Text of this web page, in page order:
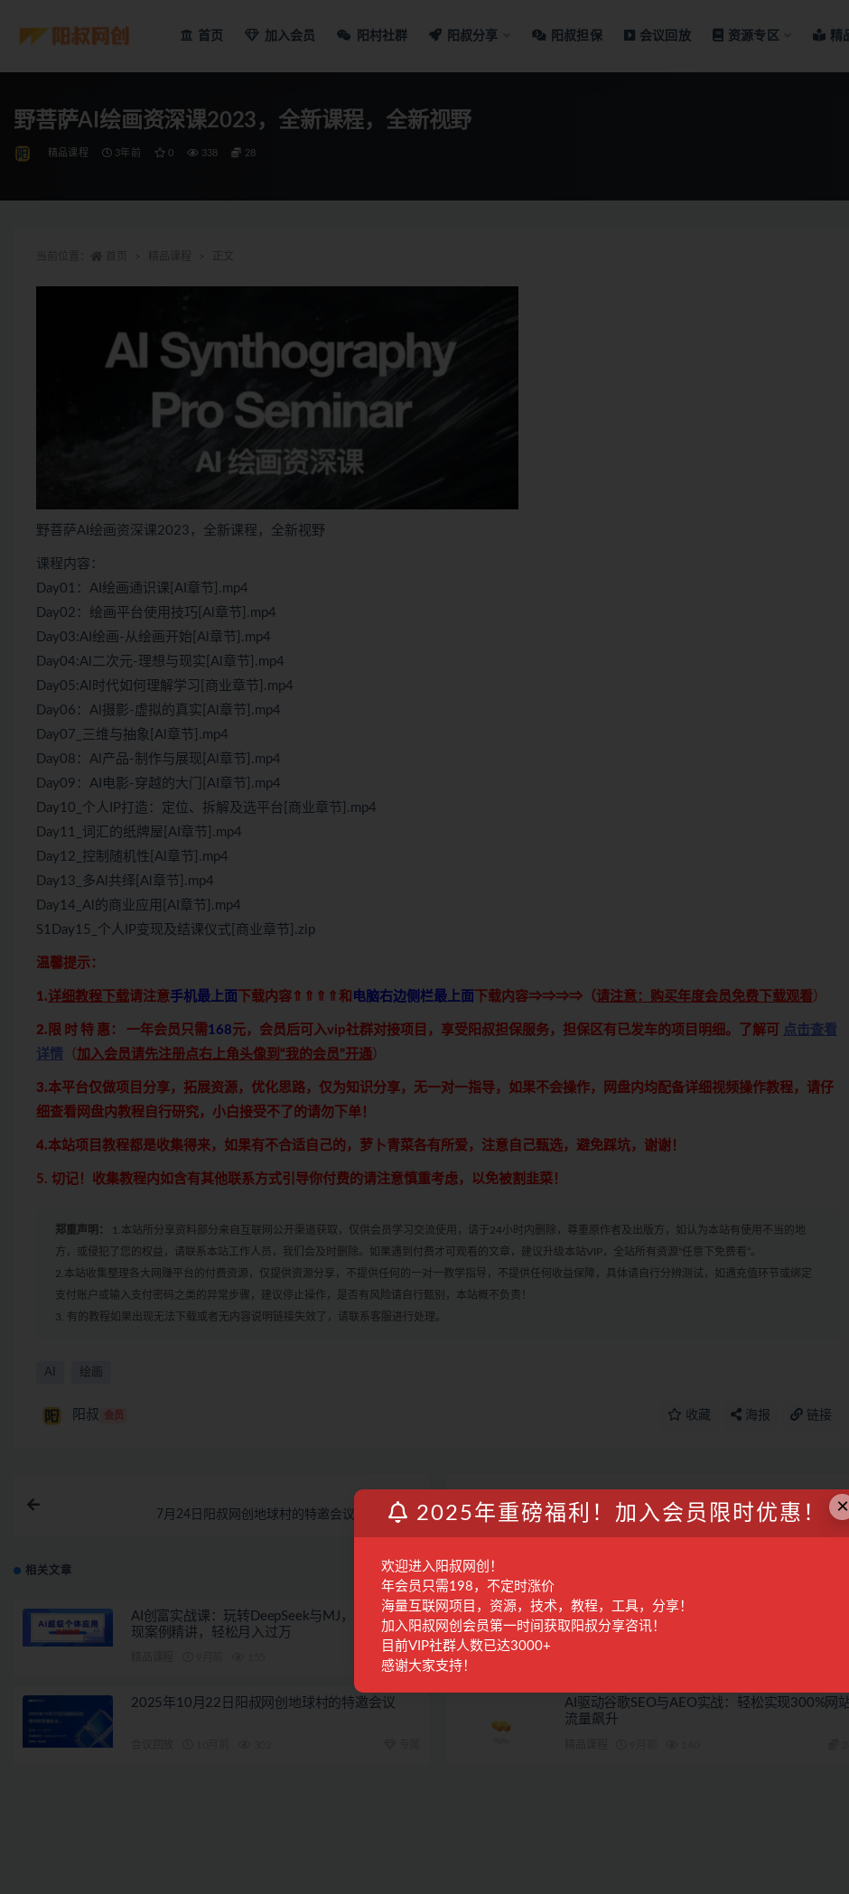
首页 加入会员 阳村社群 阳叔分享 阳叔担保 会议回放 资源专区 精
野菩萨AI绘画资深课2023，全新课程，全新视野
精品课程 3年前 0 338 28
野菩萨AI绘画资深课2023，全新课程，全新视野
课程内容：
Day01：AI绘画通识课[AI章节].mp4
Day02：绘画平台使用技巧[Al章节].mp4
Day03:AI绘画-从绘画开始[Al章节].mp4
Day04:Al二次元-理想与现实[Al章节].mp4
Day05:Al时代如何理解学习[商业章节].mp4
Day06：Al摄影-虚拟的真实[Al章节].mp4
Day07_三维与抽象[Al章节].mp4
Day08：Al产品-制作与展现[Al章节].mp4
Day09：AI电影-穿越的大门[AI章节].mp4
Day10_个人IP打造：定位、拆解及选平台[商业章节].mp4
Day11_词汇的纸牌屋[AI章节].mp4
Day12_控制随机性[Al章节].mp4
Day13_多Al共绎[Al章节].mp4
Day14_Al的商业应用[AI章节].mp4
S1Day15_个人IP变现及结课仪式[商业章节].zip
温馨提示：
1.详细教程下载请注意手机最上面 下载内容⇑⇑⇑⇑和 电脑右边侧栏最上面 下载内容⇒⇒⇒⇒（请注意：购买年度会员免费下载观看）
2.限 时 特 惠： 一年会员只需168元，会员后可入vip社群对接项目，享受阳叔担保服务，担保区有已发车的项目明细。了解可
点击查看
详情 （ 加入会员请先注册点右上角头像到“我的会员”开通 ）
3.本平台仅做项目分享，拓展资源，优化思路，仅为知识分享，无一对一指导，如果不会操作，网盘内均配备详细视频操作教程，请仔
细查看网盘内教程自行研究，小白接受不了的请勿下单！
4.本站项目教程都是收集得来，如果有不合适自己的，萝卜青菜各有所爱，注意自己甄选，避免踩坑，谢谢！
5. 切记！收集教程内如含有其他联系方式引导你付费的请注意慎重考虑，以免被割韭菜！
郑重声明：
1.本站所分享资料部分来自互联网公开渠道获取，仅供会员学习交流使用，请于24小时内删除，尊重原作者及出版方，如认为本站有使用不当的地
方，或侵犯了您的权益，请联系本站工作人员，我们会及时删除。如果遇到付费才可观看的文章，建议升级本站VIP，全站所有资源“任意下免费看”。
2.本站收集整理各大网赚平台的付费资源，仅提供资源分享，不提供任何的一对一教学指导，不提供任何收益保障，具体请自行分辨测试，如遇充值环节或绑定
支付账户或输入支付密码之类的异常步骤，建议停止操作，是否有风险请自行甄别，本站概不负责！
3. 有的教程如果出现无法下载或者无内容说明链接失效了，请联系客服进行处理。
AI 绘画
阳叔 会员 收藏 海报 链接
7月24日阳叔网创地球村的特邀会议512人参会 AI漫改头像全套课程，实操变现，小白轻轻松松日入600
相关文章
AI创富实战课：玩转DeepSeek与MJ，多赛道变
现案例精讲，轻松月入过万
28
AI同人文写作第二车【已交付】
2025年10月22日阳叔网创地球村的特邀会议
AI驱动谷歌SEO与AEO实战：轻松实现300%网
流量飙升
×
2025年重磅福利！加入会员限时优惠！
欢迎进入阳叔网创！
年会员只需198，不定时涨价
海量互联网项目，资源，技术，教程，工具，分享！
加入阳叔网创会员第一时间获取阳叔分享咨讯！
目前VIP社群人数已达3000+
感谢大家支持！